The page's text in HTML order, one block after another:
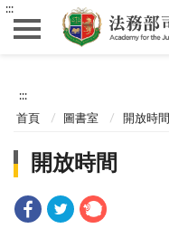
:::
:::
首頁 圖書室 開放時間
開放時間